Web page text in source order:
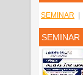
SEMINAR
SEMINAR